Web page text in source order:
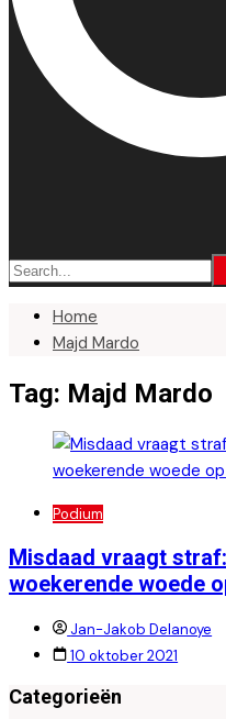
Home
Majd Mardo
Tag: Majd Mardo
Podium
Misdaad vraagt
woekerende woede
Jan-Jakob Delanoye
10 oktober 2021
Categorieën